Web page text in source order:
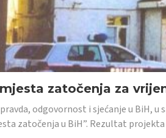
zatočenja za
odgovornost i sjećanje u BiH,
zatočenja u BiH”. Rezultat